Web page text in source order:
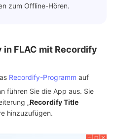
zum Offline-Hören.
FLAC mit Recordify
Recordify-Programm auf
führen Sie die App aus. Sie
„Recordify Title
hinzuzufügen.